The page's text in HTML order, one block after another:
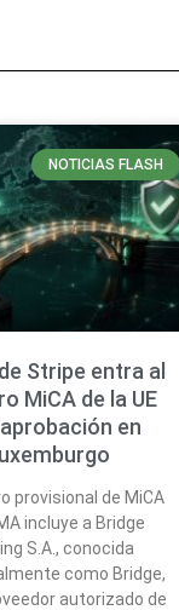
NOTICIAS FLASH
Stripe entra al
MiCA de la UE
en
provisional de MiCA
incluye a Bridge
S.A., conocida
como Bridge,
autorizado de